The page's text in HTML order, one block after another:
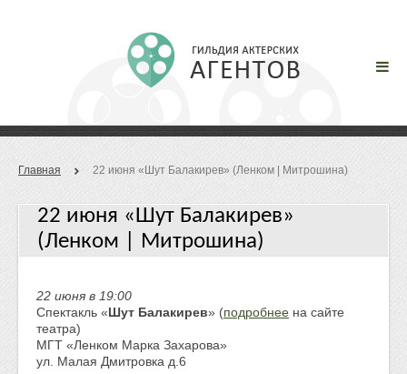
Главная 22 июня «Шут Балакирев» (Ленком | Митрошина)
22 июня «Шут Балакирев»
(Ленком | Митрошина)
22 июня в 19:00
Спектакль «Шут Балакирев» (подробнее на сайте
театра)
МГТ «Ленком Марка Захарова»
ул. Малая Дмитровка д.6